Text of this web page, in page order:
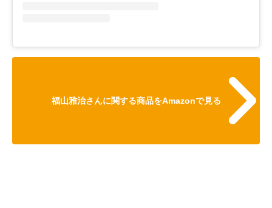
福山雅治さんに関する商品をAmazonで見る